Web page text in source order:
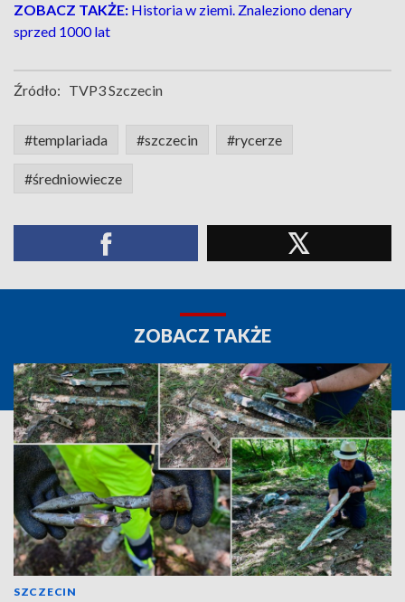
ZOBACZ TAKŻE: Historia w ziemi. Znaleziono denary
sprzed 1000 lat
Źródło: TVP3 Szczecin
#templariada #szczecin #rycerze
#średniowiecze
ZOBACZ TAKŻE
SZCZECIN